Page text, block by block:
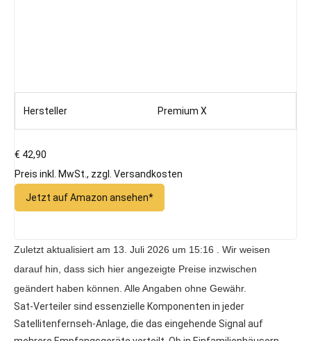
Hersteller Premium X
€ 42,90
Preis inkl. MwSt., zzgl. Versandkosten
Jetzt auf Amazon ansehen*
Zuletzt aktualisiert am 13. Juli 2026 um 15:16 . Wir weisen
darauf hin, dass sich hier angezeigte Preise inzwischen
geändert haben können. Alle Angaben ohne Gewähr.
Sat-Verteiler sind essenzielle Komponenten in jeder
Satellitenfernseh-Anlage, die das eingehende Signal auf